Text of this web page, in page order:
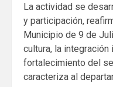
La actividad se
y participación,
Municipio de 9 de
cultura, la
fortalecimiento del
caracteriza al